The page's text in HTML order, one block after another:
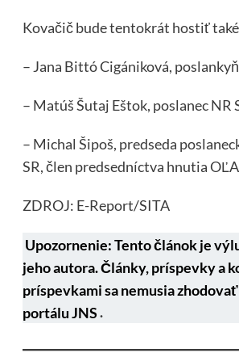
Kovačič bude tentokrát hostiť
– Jana Bittó Cigániková,
– Matúš Šutaj Eštok, poslanec NR
– Michal Šipoš, predseda
SR, člen predsedníctva hnutia
ZDROJ: E-Report/SITA
Upozornenie: Tento článok je
jeho autora. Články, príspevky a
príspevkami sa nemusia
portálu JNS.